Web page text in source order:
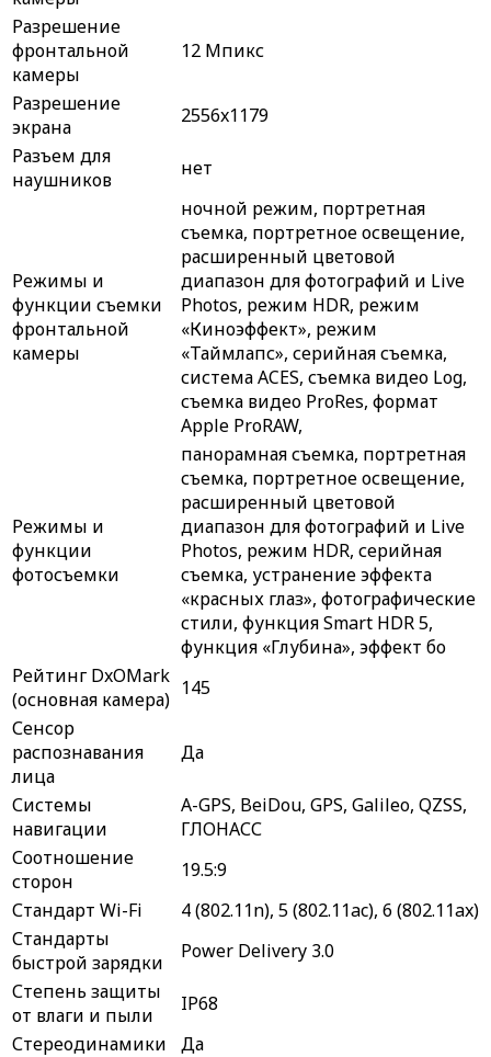
Разрешение
фронтальной
камеры
12 Мпикс
Разрешение
экрана
2556x1179
Разъем для
наушников
нет
Режимы и
функции съемки
фронтальной
камеры
ночной режим, портретная
съемка, портретное освещение,
расширенный цветовой
диапазон для фотографий и Live
Photos, режим HDR, режим
«Киноэффект», режим
«Таймлапс», серийная съемка,
система ACES, съемка видео Log,
съемка видео ProRes, формат
Apple ProRAW,
Режимы и
функции
фотосъемки
панорамная съемка, портретная
съемка, портретное освещение,
расширенный цветовой
диапазон для фотографий и Live
Photos, режим HDR, серийная
съемка, устранение эффекта
«красных глаз», фотографические
стили, функция Smart HDR 5,
функция «Глубина», эффект бо
Рейтинг DxOMark
(основная камера) 145
Сенсор
распознавания
лица
Да
Системы
навигации
A-GPS, BeiDou, GPS, Galileo, QZSS,
ГЛОНАСС
Соотношение
сторон
19.5:9
Стандарт Wi-Fi
4 (802.11n), 5 (802.11ac), 6 (802.11ax)
Стандарты
быстрой зарядки
Power Delivery 3.0
Степень защиты
от влаги и пыли
IP68
Стереодинамики
Да